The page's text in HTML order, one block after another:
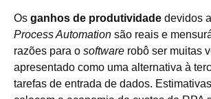
Os ganhos de produtividade devidos
Process Automation são reais e
razões para o software robô ser muitas
apresentado como uma alternativa à
tarefas de entrada de dados.